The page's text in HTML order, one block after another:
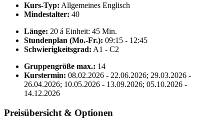
Kurs-Typ: Allgemeines Englisch
Mindestalter: 40
Länge: 20 á Einheit: 45 Min.
Stundenplan (Mo.-Fr.): 09:15 - 12:45
Schwierigkeitsgrad: A1 - C2
Gruppengröße max.: 14
Kurstermin: 08.02.2026 - 22.06.2026; 29.03.2026 -
26.04.2026; 10.05.2026 - 13.09.2026; 05.10.2026 -
14.12.2026
Preisübersicht & Optionen